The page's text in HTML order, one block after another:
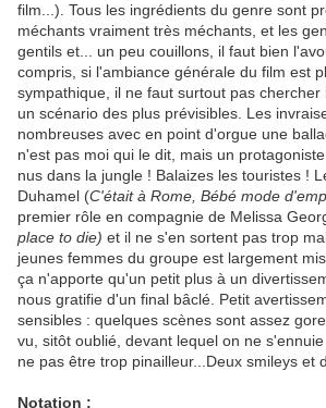
film...). Tous les ingrédients du genre sont
méchants vraiment très méchants, et les
gentils et... un peu couillons, il faut bien
compris, si l'ambiance générale du film est
sympathique, il ne faut surtout pas
un scénario des plus prévisibles. Les
nombreuses avec en point d'orgue une
n'est pas moi qui le dit, mais un
nus dans la jungle ! Balaizes les touristes !
Duhamel (C'était à Rome, Bébé mode
premier rôle en compagnie de Melissa
place to die) et il ne s'en sortent pas trop
jeunes femmes du groupe est largement
ça n'apporte qu'un petit plus à un
nous gratifie d'un final bâclé. Petit
sensibles : quelques scènes sont assez
vu, sitôt oublié, devant lequel on ne
ne pas être trop pinailleur...Deux smileys et
Notation :